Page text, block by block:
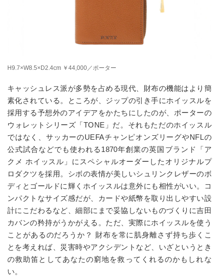
H9.7×W8.5×D2.4cm ￥44,000／ポーター
キャッシュレス派が多勢を占める現代、財布の機能はより簡
素化されている。ところが、ジップの引き手にホイッスルを
採用する予想外のアイデアをかたちにしたのが、ポーターの
ウォレットシリーズ「TONE」だ。それもただのホイッスル
ではなく、サッカーのUEFAチャンピオンズリーグやNFLの
公式試合などでも使われる1870年創業の英国ブランド「ア
クメ ホイッスル」にスペシャルオーダーしたオリジナルプ
ロダクツを採用。シボの表情が美しいシュリンクレザーのボ
ディとゴールドに輝くホイッスルは意外にも相性がいい。コ
ンパクトなサイズ感だが、カードや紙幣を取り出しやすい設
計にこだわるなど、細部にまで妥協しないものづくりに吉田
カバンの矜持がうかがえる。ただ、実際にホイッスルを使う
ことがあるのだろうか？ 財布を常に肌身離さず持ち歩くこ
とを考えれば、災害時やアクシデントなど、いざというとき
の救助笛としてあなたの窮地を救ってくれるのかもしれな
い。